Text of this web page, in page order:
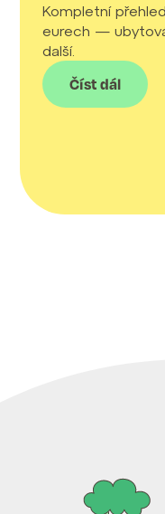
Kompletní
eurech —
další.
Číst dál